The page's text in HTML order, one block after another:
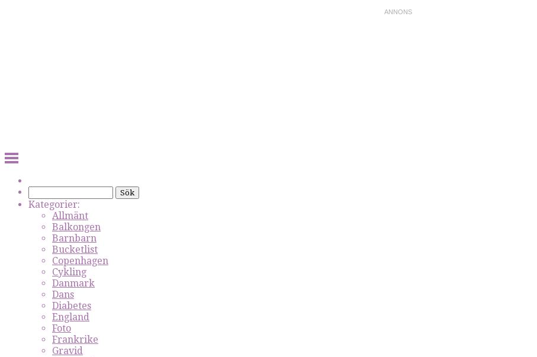
Kategorier:
Allmänt
Balkongen
Barnbarn
Bucketlist
Copenhagen
Cykling
Danmark
Dans
Diabetes
England
Foto
Frankrike
Gravid